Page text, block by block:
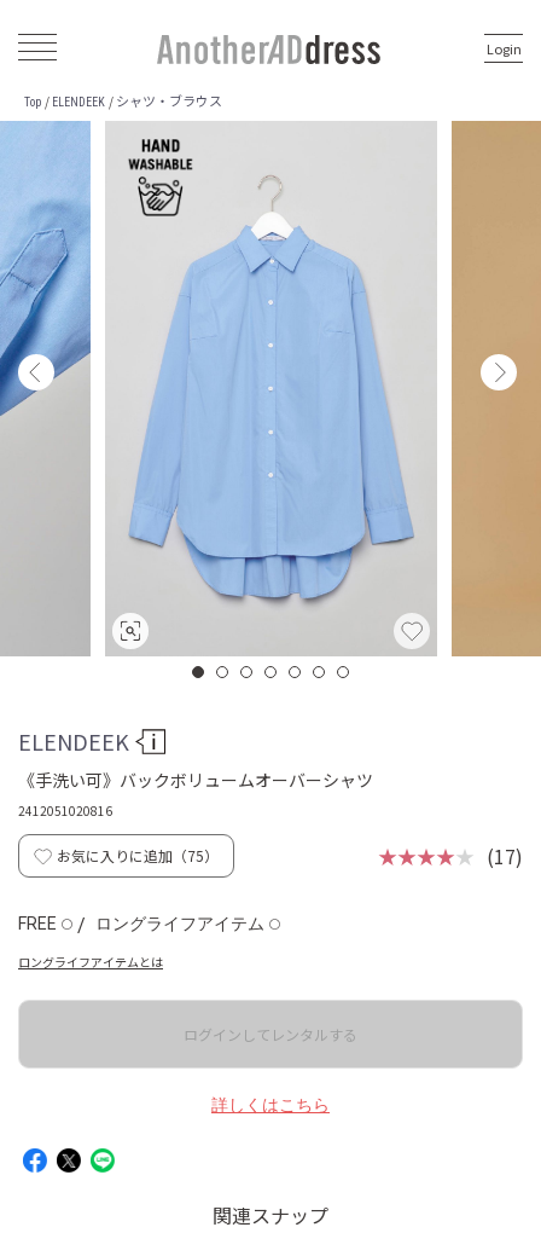
Login
Top / ELENDEEK / シャツ・ブラウス
ELENDEEK
《手洗い可》バックボリュームオーバーシャツ
2412051020816
お気に入りに追加（75） ★★★★★ (17)
FREE ◯ / ロングライフアイテム ◯
ロングライフアイテムとは
ログインしてレンタルする
詳しくはこちら
関連スナップ